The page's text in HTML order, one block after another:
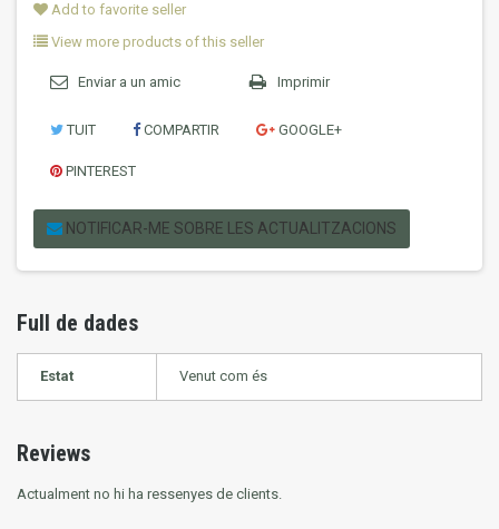
Add to favorite seller
View more products of this seller
Enviar a un amic Imprimir
TUIT COMPARTIR GOOGLE+
PINTEREST
NOTIFICAR-ME SOBRE LES ACTUALITZACIONS
Full de dades
Estat Venut com és
Reviews
Actualment no hi ha ressenyes de clients.